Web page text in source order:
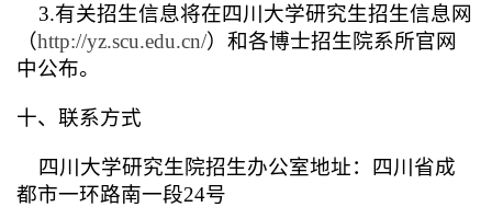
3.有关招生信息将在四川大学研究生招生信息网
（http://yz.scu.edu.cn/）和各博士招生院系所官网
中公布。
十、联系方式
四川大学研究生院招生办公室地址：四川省成
都市一环路南一段24号